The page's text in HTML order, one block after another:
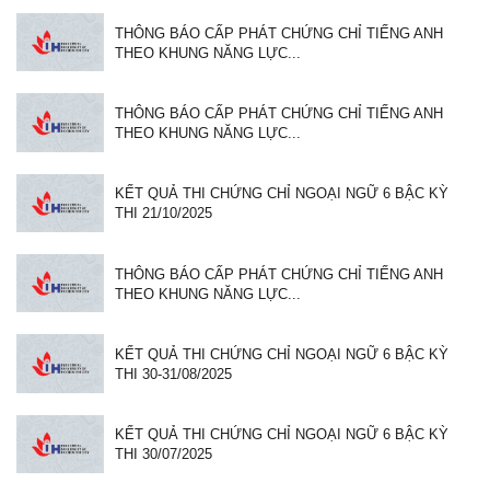
THÔNG BÁO CẤP PHÁT CHỨNG CHỈ TIẾNG ANH
THEO KHUNG NĂNG LỰC...
THÔNG BÁO CẤP PHÁT CHỨNG CHỈ TIẾNG ANH
THEO KHUNG NĂNG LỰC...
KẾT QUẢ THI CHỨNG CHỈ NGOẠI NGỮ 6 BẬC KỲ
THI 21/10/2025
THÔNG BÁO CẤP PHÁT CHỨNG CHỈ TIẾNG ANH
THEO KHUNG NĂNG LỰC...
KẾT QUẢ THI CHỨNG CHỈ NGOẠI NGỮ 6 BẬC KỲ
THI 30-31/08/2025
KẾT QUẢ THI CHỨNG CHỈ NGOẠI NGỮ 6 BẬC KỲ
THI 30/07/2025